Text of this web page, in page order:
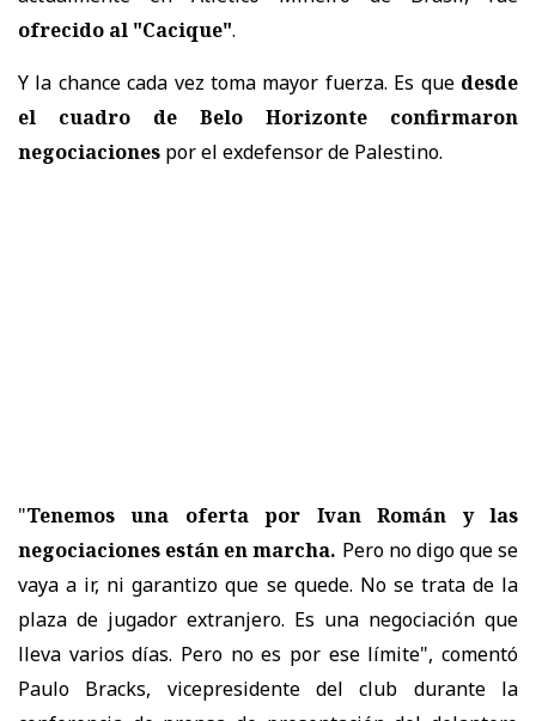
ofrecido al "Cacique".
Y la chance cada vez toma mayor fuerza. Es que desde
el cuadro de Belo Horizonte confirmaron
negociaciones por el exdefensor de Palestino.
"Tenemos una oferta por Ivan Román y las
negociaciones están en marcha. Pero no digo que se
vaya a ir, ni garantizo que se quede. No se trata de la
plaza de jugador extranjero. Es una negociación que
lleva varios días. Pero no es por ese límite", comentó
Paulo Bracks, vicepresidente del club durante la